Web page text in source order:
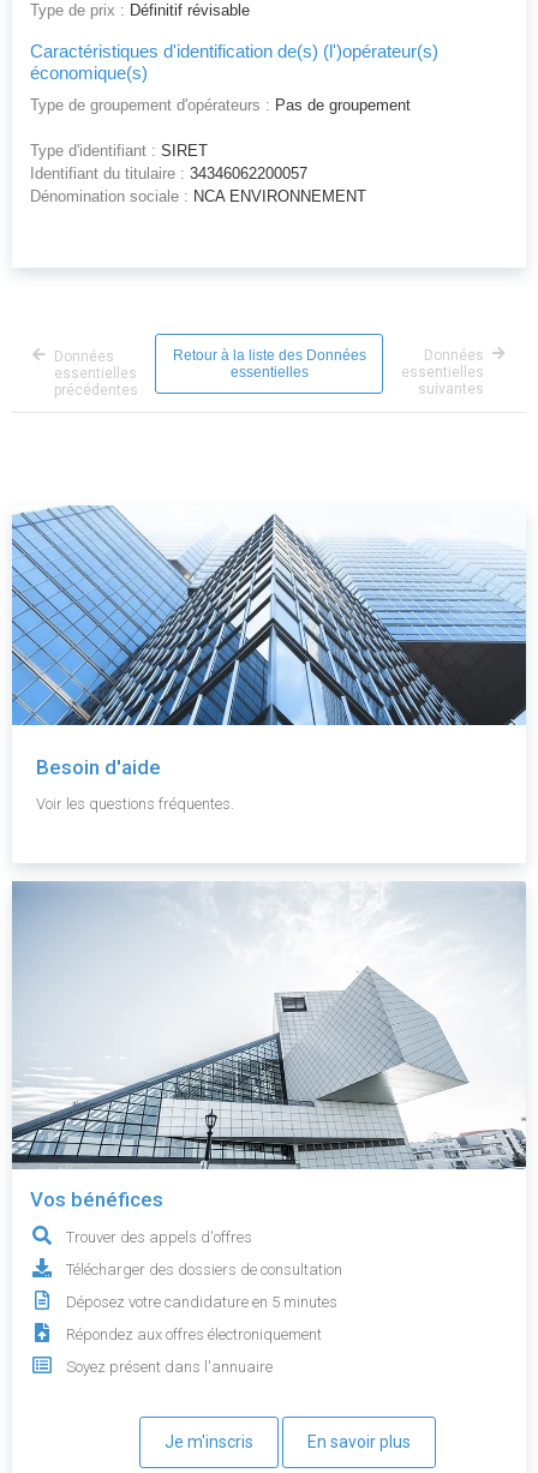
Type de prix : Définitif révisable
Caractéristiques d'identification de(s) (l')opérateur(s)
économique(s)
Type de groupement d'opérateurs : Pas de groupement
Type d'identifiant : SIRET
Identifiant du titulaire : 34346062200057
Dénomination sociale : NCA ENVIRONNEMENT
Données
essentielles
précédentes
Retour à la liste des Données
essentielles
Données
essentielles
suivantes
Besoin d'aide
Voir les questions fréquentes.
Vos bénéfices
Trouver des appels d'offres
Télécharger des dossiers de consultation
Déposez votre candidature en 5 minutes
Répondez aux offres électroniquement
Soyez présent dans l'annuaire
Je m'inscris En savoir plus